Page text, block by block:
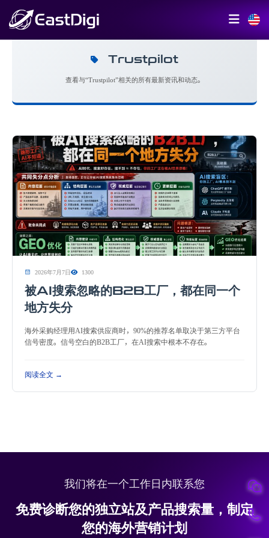
Trustpilot
查看与“Trustpilot”相关的所有最新资讯和动态。
2026年7月7日 1300
被AI搜索忽略的B2B工厂，都在同一个
地方失分
海外采购经理用AI搜索供应商时，90%的推荐名单取决于第三方平台
信号密度。信号空白的B2B工厂，在AI搜索中根本不存在。
阅读全文 →
我们将在一个工作日内联系您
免费诊断您的独立站及产品搜索量，制定
您的海外营销计划